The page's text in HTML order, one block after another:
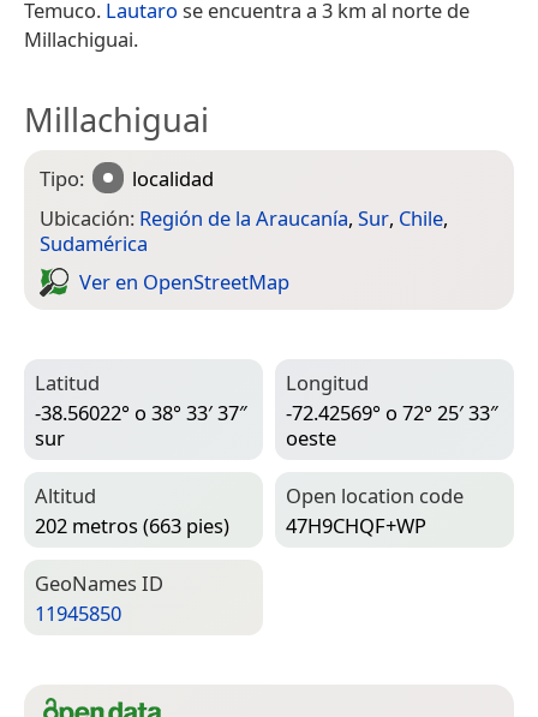
Temuco. Lautaro se encuentra a 3 km al norte de
Millachiguai.
Millachiguai
Tipo:
localidad
Ubicación: Región de la Araucanía, Sur, Chile,
Sudamérica
Ver en Open­Street­Map
Latitud
-38.56022° o 38° 33′ 37″
sur
Longitud
-72.42569° o 72° 25′ 33″
oeste
Altitud
202 metros (663 pies)
Open location code
47H9CHQF+WP
Geo­Names ID
11945850